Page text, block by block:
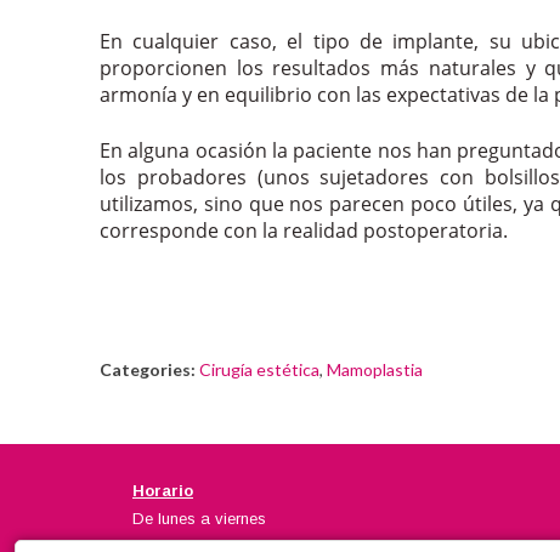
En cualquier caso, el tipo de implante, su
proporcionen los resultados más naturales y
armonía y en equilibrio con las expectativas de la
En alguna ocasión la paciente nos han
los probadores (unos sujetadores con
utilizamos, sino que nos parecen poco útiles,
corresponde con la realidad postoperatoria.
Categories: Cirugía estética, Mamoplastia
Horario
De lunes a viernes
Mañanas de 10:00 a 14:00